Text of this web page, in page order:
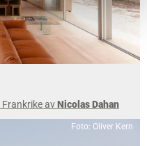
Frankrike avNicolas Dahan
Foto: Oliver Kern